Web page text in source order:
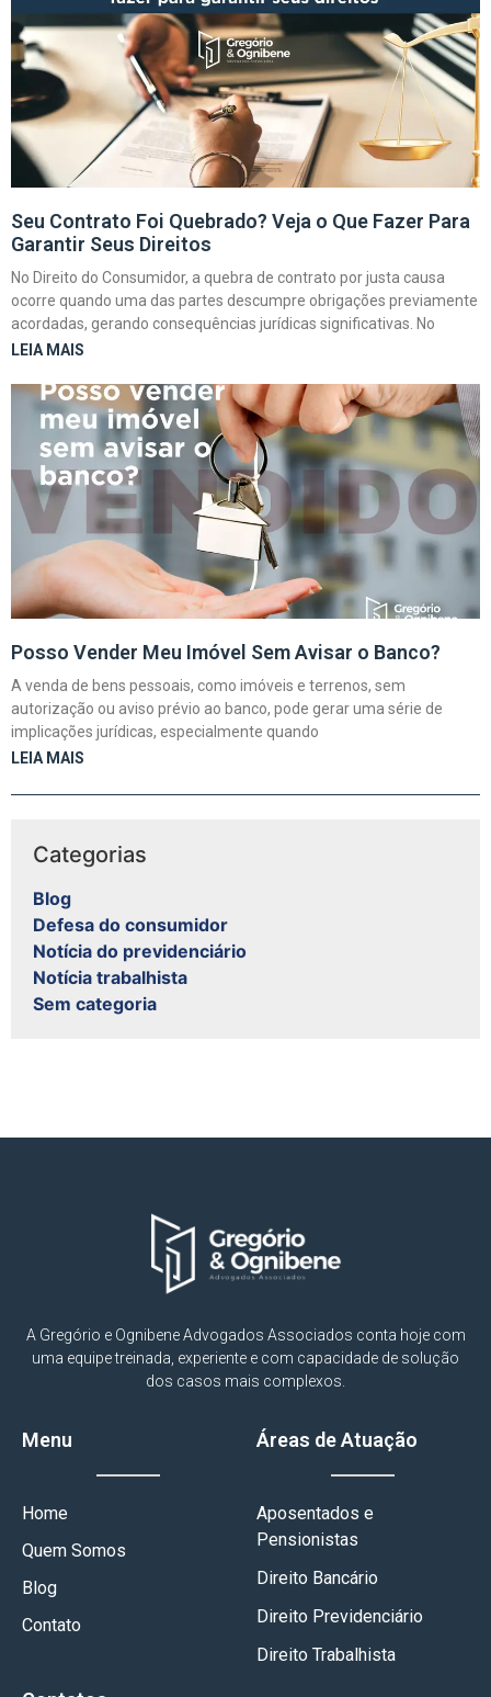
Seu Contrato Foi Quebrado? Veja o Que Fazer Para
Garantir Seus Direitos
No Direito do Consumidor, a quebra de contrato por justa causa
ocorre quando uma das partes descumpre obrigações previamente
acordadas, gerando consequências jurídicas significativas. No
LEIA MAIS
Posso Vender Meu Imóvel Sem Avisar o Banco?
A venda de bens pessoais, como imóveis e terrenos, sem
autorização ou aviso prévio ao banco, pode gerar uma série de
implicações jurídicas, especialmente quando
LEIA MAIS
Categorias
Blog
Defesa do consumidor
Notícia do previdenciário
Notícia trabalhista
Sem categoria
A Gregório e Ognibene Advogados Associados conta hoje com
uma equipe treinada, experiente e com capacidade de solução
dos casos mais complexos.
Menu
Home
Quem Somos
Blog
Contato
Áreas de Atuação
Aposentados e
Pensionistas
Direito Bancário
Direito Previdenciário
Direito Trabalhista